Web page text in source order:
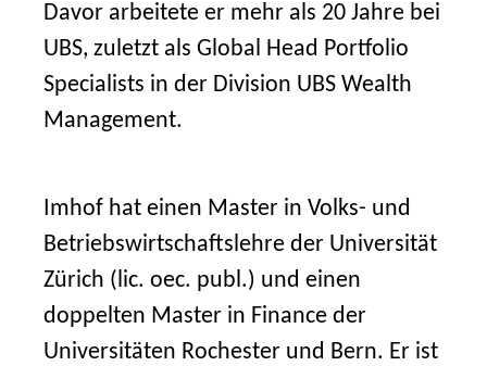
Davor arbeitete er mehr als 20 Jahre bei
UBS, zuletzt als Global Head Portfolio
Specialists in der Division UBS Wealth
Management.
Imhof hat einen Master in Volks- und
Betriebswirtschaftslehre der Universität
Zürich (lic. oec. publ.) und einen
doppelten Master in Finance der
Universitäten Rochester und Bern. Er ist